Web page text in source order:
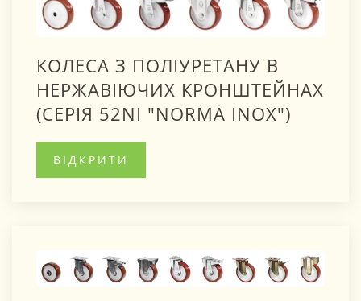
КОЛЕСА З ПОЛІУРЕТАНУ В
НЕРЖАВІЮЧИХ КРОНШТЕЙНАХ
(СЕРІЯ 52NI "NORMA INOX")
ВІДКРИТИ